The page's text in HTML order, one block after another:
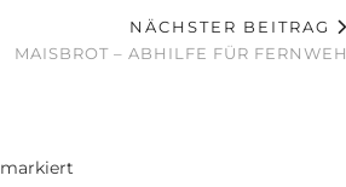
NÄCHSTER BEITRAG
MAISBROT – ABHILFE FÜR FERNWEH
markiert